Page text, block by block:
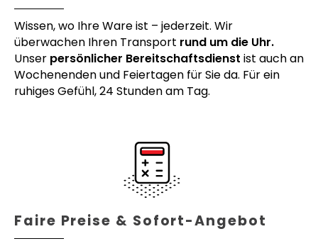
Wissen, wo Ihre Ware ist – jederzeit. Wir
überwachen Ihren Transport rund um die Uhr.
Unser persönlicher Bereitschaftsdienst ist auch an
Wochenenden und Feiertagen für Sie da. Für ein
ruhiges Gefühl, 24 Stunden am Tag.
Faire Preise & Sofort-Angebot